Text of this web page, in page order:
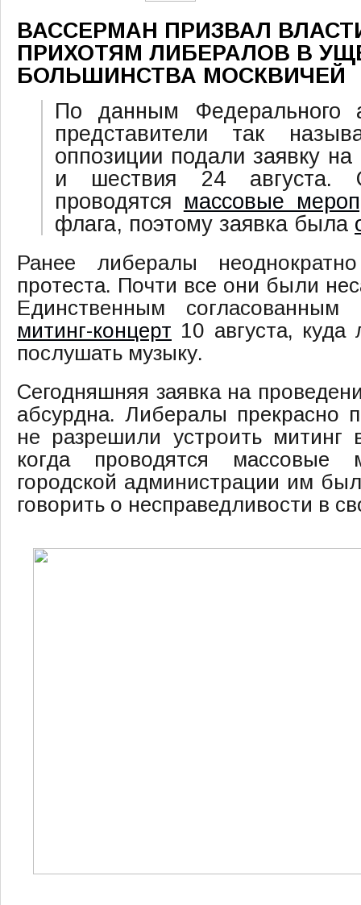
ВАССЕРМАН ПРИЗВАЛ
ПРИХОТЯМ ЛИБЕРАЛОВ В
БОЛЬШИНСТВА МОСКВИЧЕЙ
По данным Федерального
представители так
оппозиции подали заявку
и шествия 24 августа.
проводятся массовые
флага, поэтому заявка была
Ранее либералы
протеста. Почти все они были
Единственным согласованным
митинг-концерт 10 августа,
послушать музыку.
Сегодняшняя заявка на
абсурдна. Либералы прекрасно
не разрешили устроить митинг
когда проводятся массовые
городской администрации им
говорить о несправедливости в